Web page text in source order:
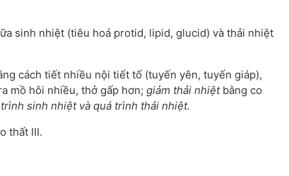
sinh nhiệt (tiêu hoá protid, lipid, glucid) và thải nhiệt
cách tiết nhiều nội tiết tố (tuyến yên, tuyến giáp),
mồ hôi nhiều, thở gấp hơn; giảm thải nhiệtbằng co
sinh nhiệt và quá trình thải nhiệt.
thất III.